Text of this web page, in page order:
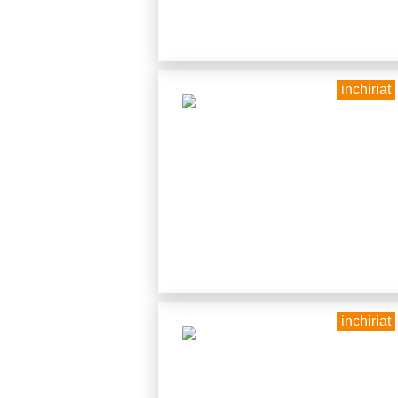
inchiriat
inchiriat